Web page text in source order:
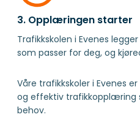
3. Opplæringen starter
Trafikkskolen i Evenes
som passer for deg, og
Våre trafikkskoler i Evenes
og effektiv trafikkopplæring
behov.